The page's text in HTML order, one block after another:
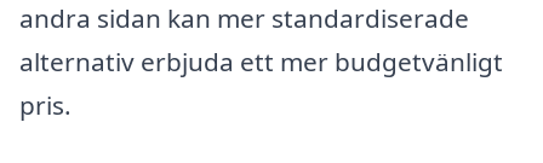
andra sidan kan mer standardiserade
alternativ erbjuda ett mer budgetvänligt
pris.